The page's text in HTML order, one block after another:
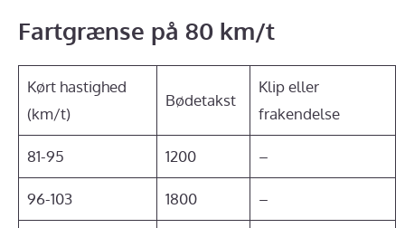
Fartgrænse på 80 km/t
Kørt hastighed
(km/t)
Bødetakst
Klip eller
frakendelse
81-95 1200 –
96-103 1800 –